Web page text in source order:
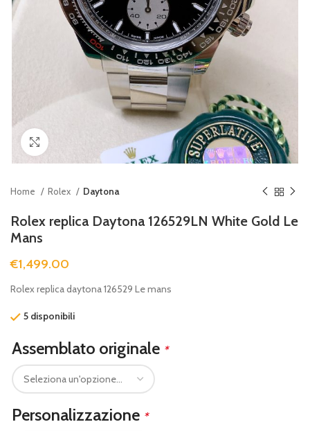
Clicca per ingrandire
Home Rolex Daytona
Rolex replica Daytona 126529LN White Gold Le
Mans
€1,499.00
Rolex replica daytona 126529 Le mans
5 disponibili
Assemblato originale *
Personalizzazione *